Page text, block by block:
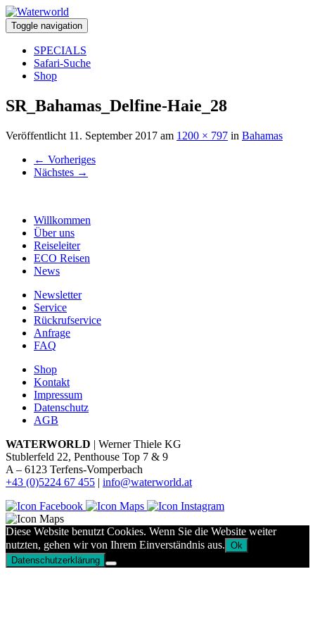
Toggle navigation
SPECIALS
Safari-Suche
Shop
SR_Bahamas_Delfine-Haie_28
Veröffentlicht 11. September 2017 am 1200 × 797 in Bahamas
← Vorheriges
Nächstes →
Willkommen
Über uns
Reiseleiter
ECO Reisen
News
Newsletter
Service
Rückrufservice
Anfrage
FAQ
Shop
Kontakt
Impressum
Datenschutz
AGB
WATERWORLD | Werner Thiele KG
Stublerfeld 22, Penthouse Top 7 & 9
A – 6123 Terfens-Vomperbach
+43 (0)5224 67 455 | info@waterworld.at
Diese Website benutzt Cookies. Wenn Sie die Website weiter
nutzten, gehen wir von Ihrem Einverständnis aus. Ok
Datenschutzerklärung